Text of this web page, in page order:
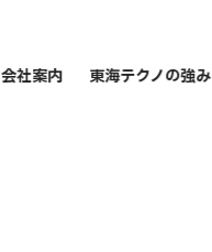
会社案内 東海テクノの強み